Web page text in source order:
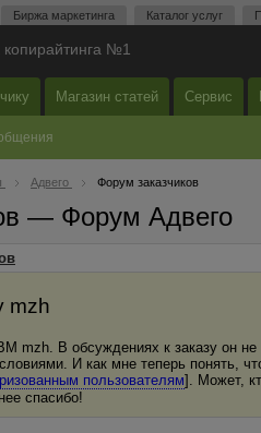
Биржа маркетинга Каталог услуг
№1
Магазин статей Сервис
Адвего Форум заказчиков
— Форум Адвего
mzh
mzh. В обсуждениях к заказу он
И как мне теперь понять,
пользователям]. Может,
спасибо!